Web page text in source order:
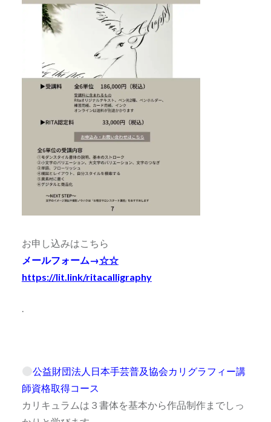
お申し込みはこちら
メールフォーム→☆☆
https://lit.link/ritacalligraphy
.
公益財団法人日本手芸普及協会カリグラフィー講
師資格取得コース
カリキュラムは３書体を基本から作品制作までしっ